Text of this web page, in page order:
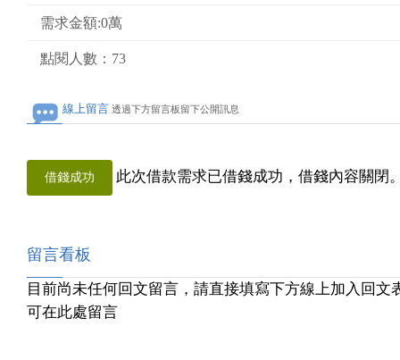
需求金額:0萬
點閱人數：73
線上留言 透過下方留言板留下公開訊息
借錢成功 此次借款需求已借錢成功，借錢內容關閉
留言看板
目前尚未任何回文留言，請直接填寫下方線上加入回文
可在此處留言